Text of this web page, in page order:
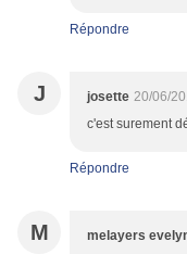
Répondre
J josette 20/06/
c'est surement
Répondre
M melayers